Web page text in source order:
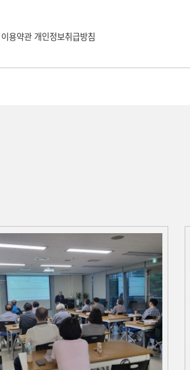
이용약관 개인정보취급방침